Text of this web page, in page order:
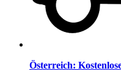
Österreich: